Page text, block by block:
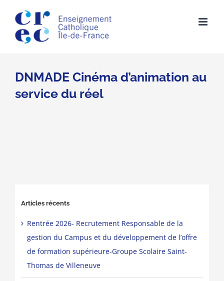
content
DNMADE Cinéma d’animation au
service du réel
Articles récents
Rentrée 2026- Recrutement Responsable de la
gestion du Campus et du développement de l’offre
de formation supérieure-Groupe Scolaire Saint-
Thomas de Villeneuve